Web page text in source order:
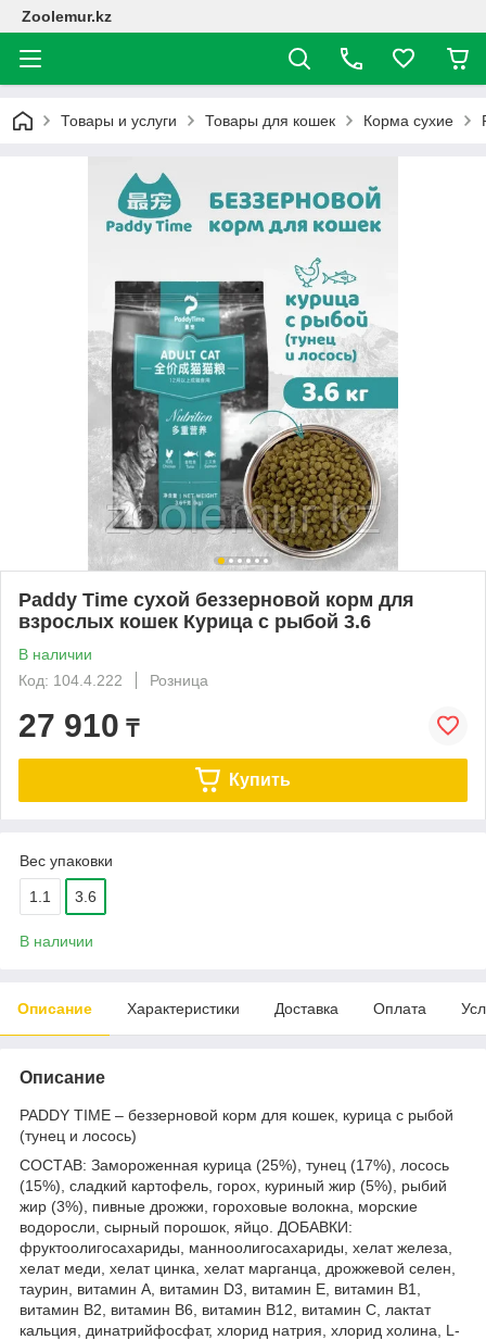
Zoolemur.kz
Товары и услуги Товары для кошек Корма сухие
Paddy Time сухой беззерновой корм для
взрослых кошек Курица с рыбой 3.6
В наличии
Код: 104.4.222
Розница
27 910 ₸
Купить
Вес упаковки
1.1 3.6
В наличии
Описание Характеристики Доставка Оплата
Описание
PADDY TIME – беззерновой корм для кошек, курица с рыбой
(тунец и лосось)
СОСТАВ: Замороженная курица (25%), тунец (17%), лосось
(15%), сладкий картофель, горох, куриный жир (5%), рыбий
жир (3%), пивные дрожжи, гороховые волокна, морские
водоросли, сырный порошок, яйцо. ДОБАВКИ:
фруктоолигосахариды, манноолигосахариды, хелат железа,
хелат меди, хелат цинка, хелат марганца, дрожжевой селен,
таурин, витамин A, витамин D3, витамин E, витамин B1,
витамин B2, витамин B6, витамин B12, витамин C, лактат
кальция, динатрийфосфат, хлорид натрия, хлорид холина, L-